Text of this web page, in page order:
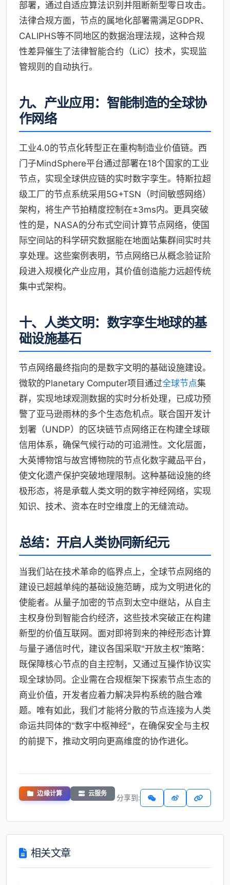
部署，通过自适应算法识别并阻断新型零日攻击。
法律合规方面，节点的属地化部署需满足GDPR、
CALIPHS等不同地区的数据治理法规，这种合规
性差异催生了法律智能合约（LiC）技术，实现监
管规则的自动执行。
九、产业应用：智能制造的全球协
作网络
工业4.0的节点化转型正在重构制造业价值链。西
门子MindSphere平台通过部署在18个国家的工业
节点，实现全球供应链的实时数字孪生。特斯拉超
级工厂的节点系统采用5G+TSN（时间敏感网络）
架构，将生产节拍精度控制在±3ms内。更具突破
性的是，NASA的分布式空间计算节点网络，使国
际空间站的科学研究数据能在地面站集群间实时共
享处理。这些案例表明，节点网络已从概念验证阶
段进入规模化产业应用，其价值创造能力远超传统
集中式架构。
十、人类文明：数字孪生地球的基
础设施基石
节点网络最终指向的是数字文明的基础设施建设。
微软的Planetary Computer项目通过全球节点集
群，实现地球观测数据的实时分析处理，已成功预
警了亚马逊雨林的多个生态危机点。联合国开发计
划署（UNDP）的区块链节点网络正在构建全球碳
信用体系，确保气候行动的可追溯性。文化层面，
大英博物馆与故宫博物院的节点化数字藏品平台，
使文化遗产保护突破地理限制。这种基础设施的终
极形态，将是承载人类文明的数字神经网络，实现
知识、技术、资本在时空维度上的无缝流动。
总结：开启人类协同新纪元
当我们站在技术革命的临界点上，全球节点网络的
建设已超越单纯的基础设施范畴，成为文明进化的
使能者。从量子加密的节点到太空中继站，从自主
主权身份到智能合约经济，这些技术突破正在构建
新型的价值互联网。面对即将到来的神经形态计算
与量子通信时代，建议各国采取"开放主权"策略：
既保障核心节点的自主控制，又通过互操作协议实
现全球协同。企业需在合规框架下探索节点生态的
商业价值，开发者应着力解决异构系统的融合难
题。唯有如此，我们才能将分散的节点连接为人类
命运共同体的"数字中枢神经"，在确保安全与主权
的前提下，推动文明向更高维度的协作进化。
边缘计算 云服务 分享到:
相关文章